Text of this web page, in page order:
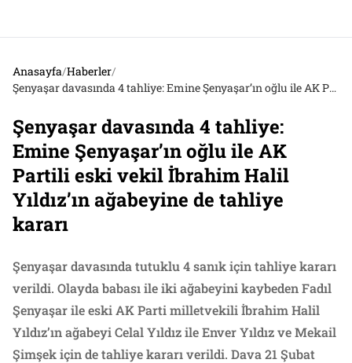
Anasayfa/Haberler/
Şenyaşar davasında 4 tahliye: Emine Şenyaşar’ın oğlu ile AK Partili eski vekil İbrahim Halil Yıldız’ın ağabeyine de tahliye kararı
Şenyaşar davasında 4 tahliye:
Emine Şenyaşar’ın oğlu ile AK
Partili eski vekil İbrahim Halil
Yıldız’ın ağabeyine de tahliye
kararı
Şenyaşar davasında tutuklu 4 sanık için tahliye kararı
verildi. Olayda babası ile iki ağabeyini kaybeden Fadıl
Şenyaşar ile eski AK Parti milletvekili İbrahim Halil
Yıldız’ın ağabeyi Celal Yıldız ile Enver Yıldız ve Mekail
Şimşek için de tahliye kararı verildi. Dava 21 Şubat